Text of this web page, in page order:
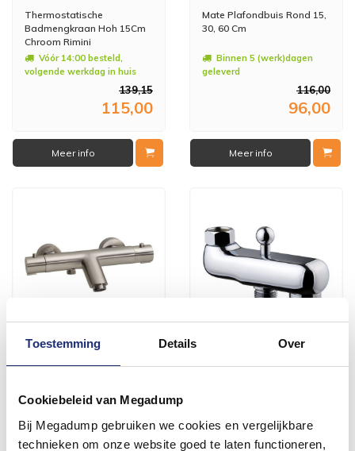
Toestemming Details Over
Cookiebeleid van Megadump
Bij Megadump gebruiken we cookies en vergelijkbare
technieken om onze website goed te laten functioneren,
Thermostatische
Badmengkraan Hoh 15Cm
Chroom Rimini
Vóór 14:00 besteld,
volgende werkdag in huis
139,15
115,00
Meer info
Mate Plafondbuis Rond 15,
30, 60 Cm
Binnen 5 (werk)dagen
geleverd
116,00
96,00
Meer info
Vóór 14:00 besteld,